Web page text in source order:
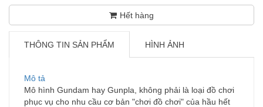
Hết hàng
THÔNG TIN SẢN PHẨM HÌNH ẢNH
Mô tả
Mô hình Gundam hay Gunpla, không phải là loại đồ chơi
phục vụ cho nhu cầu cơ bản "chơi đồ chơi" của hầu hết